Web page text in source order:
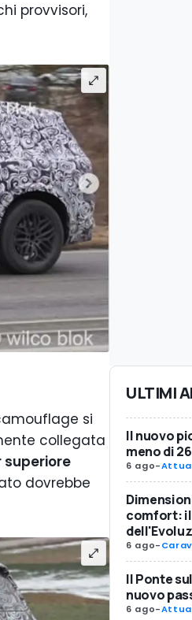
provvisori,
si
collegata
superiore
dovrebbe
ULTIMI
Il nuovo
meno di
6 ago-
comfort:
6 ago-
Il Ponte
nuovo
6 ago-